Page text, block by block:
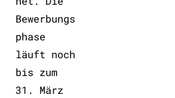
Bewerbungs
phase
läuft noch
bis zum
31. März